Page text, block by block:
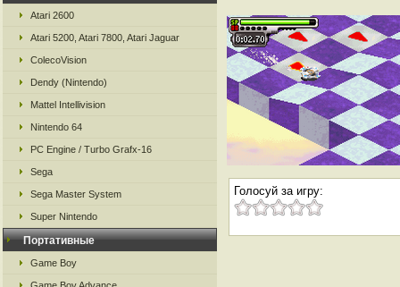
Atari 2600
Atari 5200, Atari 7800, Atari Jaguar
ColecoVision
Dendy (Nintendo)
Mattel Intellivision
Nintendo 64
PC Engine / Turbo Grafx-16
Sega
Sega Master System
Super Nintendo
Портативные
Game Boy
Голосуй за игру: